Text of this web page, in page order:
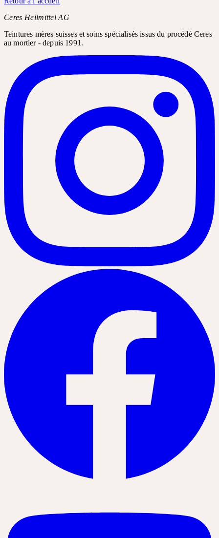
Ceres Heilmittel AG
Teintures mères suisses et soins spécialisés issus du procédé Ceres
au mortier - depuis 1991.